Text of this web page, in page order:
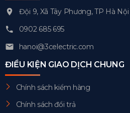
Đội 9, Xã Tây Phương, TP Hà Nội
0902 685 695
hanoi@3celectric.com
ĐIỀU KIỆN GIAO DỊCH CHUNG
Chính sách kiểm hàng
Chính sách đổi trả